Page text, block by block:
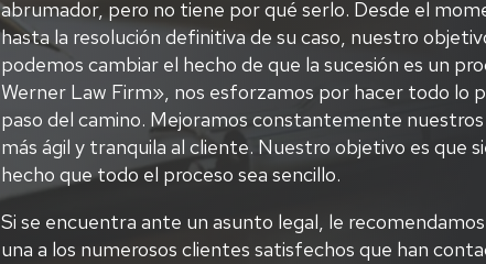
abrumador, pero no tiene por qué serlo. Desde el
hasta la resolución definitiva de su caso, nuestro
podemos cambiar el hecho de que la sucesión es un
Werner Law Firm», nos esforzamos por hacer todo lo
paso del camino. Mejoramos constantemente
más ágil y tranquila al cliente. Nuestro objetivo es que
hecho que todo el proceso sea sencillo.
Si se encuentra ante un asunto legal, le
una a los numerosos clientes satisfechos que han